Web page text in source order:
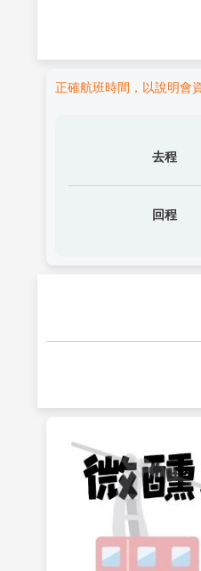
正確航班時間，以說明會
去程
回程